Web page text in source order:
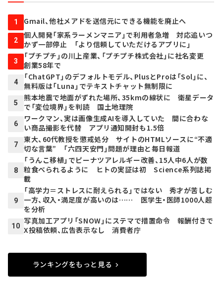
1 Gmail、他社メアドを送信元にできる機能を廃止へ
2
個人開発「家系ラーメンマニア」で利用者急増 対応追いつ
かず一部停止 「より信頼していただけるアプリに」
3
「プチプチ」の川上産業、「プチプチ株式会社」に社名変更
創業58年で
4
「ChatGPT」のデフォルトモデル、PlusとProは「Sol」に、
無料版は「Luna」でテキストチャット無制限に
5
熊本地震で地面がずれた場所、35kmの線状に 衛星データ
で「変位境界」を判読 国土地理院
6
ワークマン、実は画像生成AIを導入していた 間に合わな
い商品撮影を代替 アプリ通知開封も1.5倍
7
東大、60代教授を懲戒処分 サイトのHTMLソースに“不適
切な言葉” 「六四天安門」問題が理由と毎日報道
8
「うんこ移植」でピーナツアレルギー改善、15人中6人が数
粒食べられるように ヒトの実証は初 Science系列誌掲
載
9
「高学力＝ストレスに耐えられる」ではない 秀才が苦しむ
一方、収入・満足度が高いのは…… 医学生・医師1000人超
を分析
10
写真加工アプリ「SNOW」にステマで措置命令 報酬付きで
X投稿依頼、広告表示なし 消費者庁
ランキングをもっと見る